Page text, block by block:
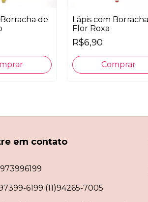
de
Lápis com
Flor Roxa
R$6,90
em contato
97399-6199 (11)94265-7005